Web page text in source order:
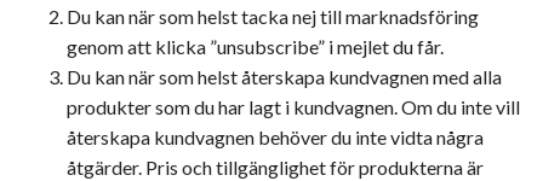
Du kan när som helst tacka nej till marknadsföring
genom att klicka ”unsubscribe” i mejlet du får.
Du kan när som helst återskapa kundvagnen med alla
produkter som du har lagt i kundvagnen. Om du inte vill
återskapa kundvagnen behöver du inte vidta några
åtgärder. Pris och tillgänglighet för produkterna är